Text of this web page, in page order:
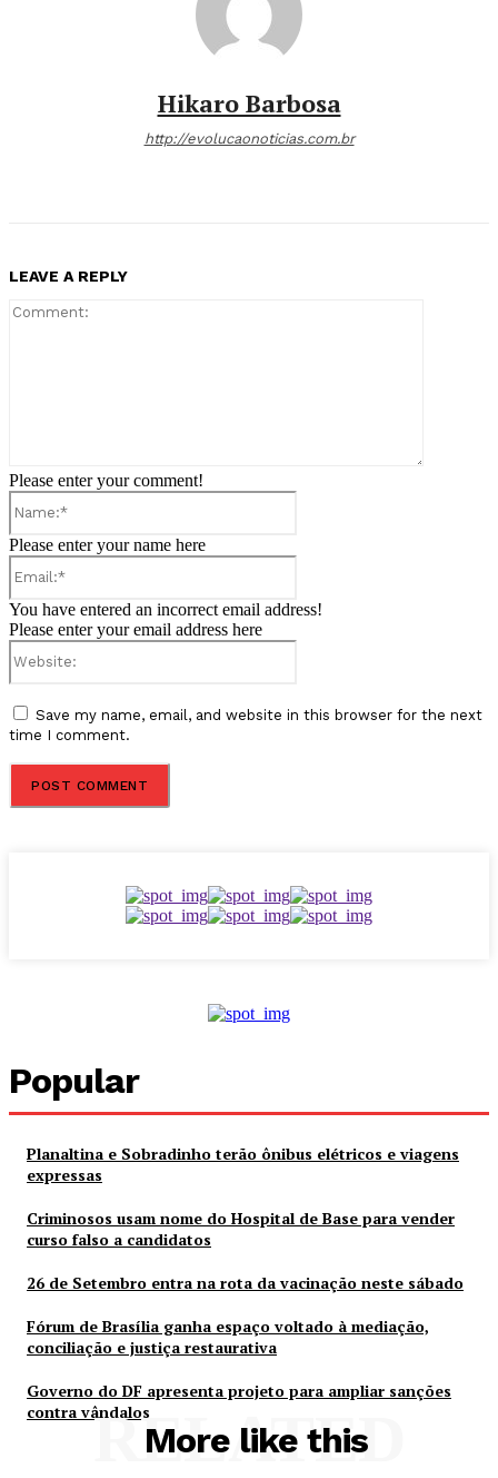
Hikaro Barbosa
http://evolucaonoticias.com.br
LEAVE A REPLY
Please enter your comment!
Please enter your name here
You have entered an incorrect email address!
Please enter your email address here
Save my name, email, and website in this browser for the next
time I comment.
Popular
Planaltina e Sobradinho terão ônibus elétricos e viagens
expressas
Criminosos usam nome do Hospital de Base para vender
curso falso a candidatos
26 de Setembro entra na rota da vacinação neste sábado
Fórum de Brasília ganha espaço voltado à mediação,
conciliação e justiça restaurativa
Governo do DF apresenta projeto para ampliar sanções
contra vândalos
More like this
RELATED